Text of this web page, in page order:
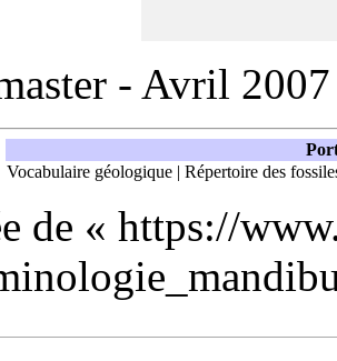
- Avril
Vocabulaire géologique | Répertoire des
de « https://